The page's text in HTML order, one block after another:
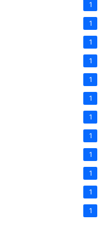
1
1
1
1
1
1
1
1
1
1
1
1